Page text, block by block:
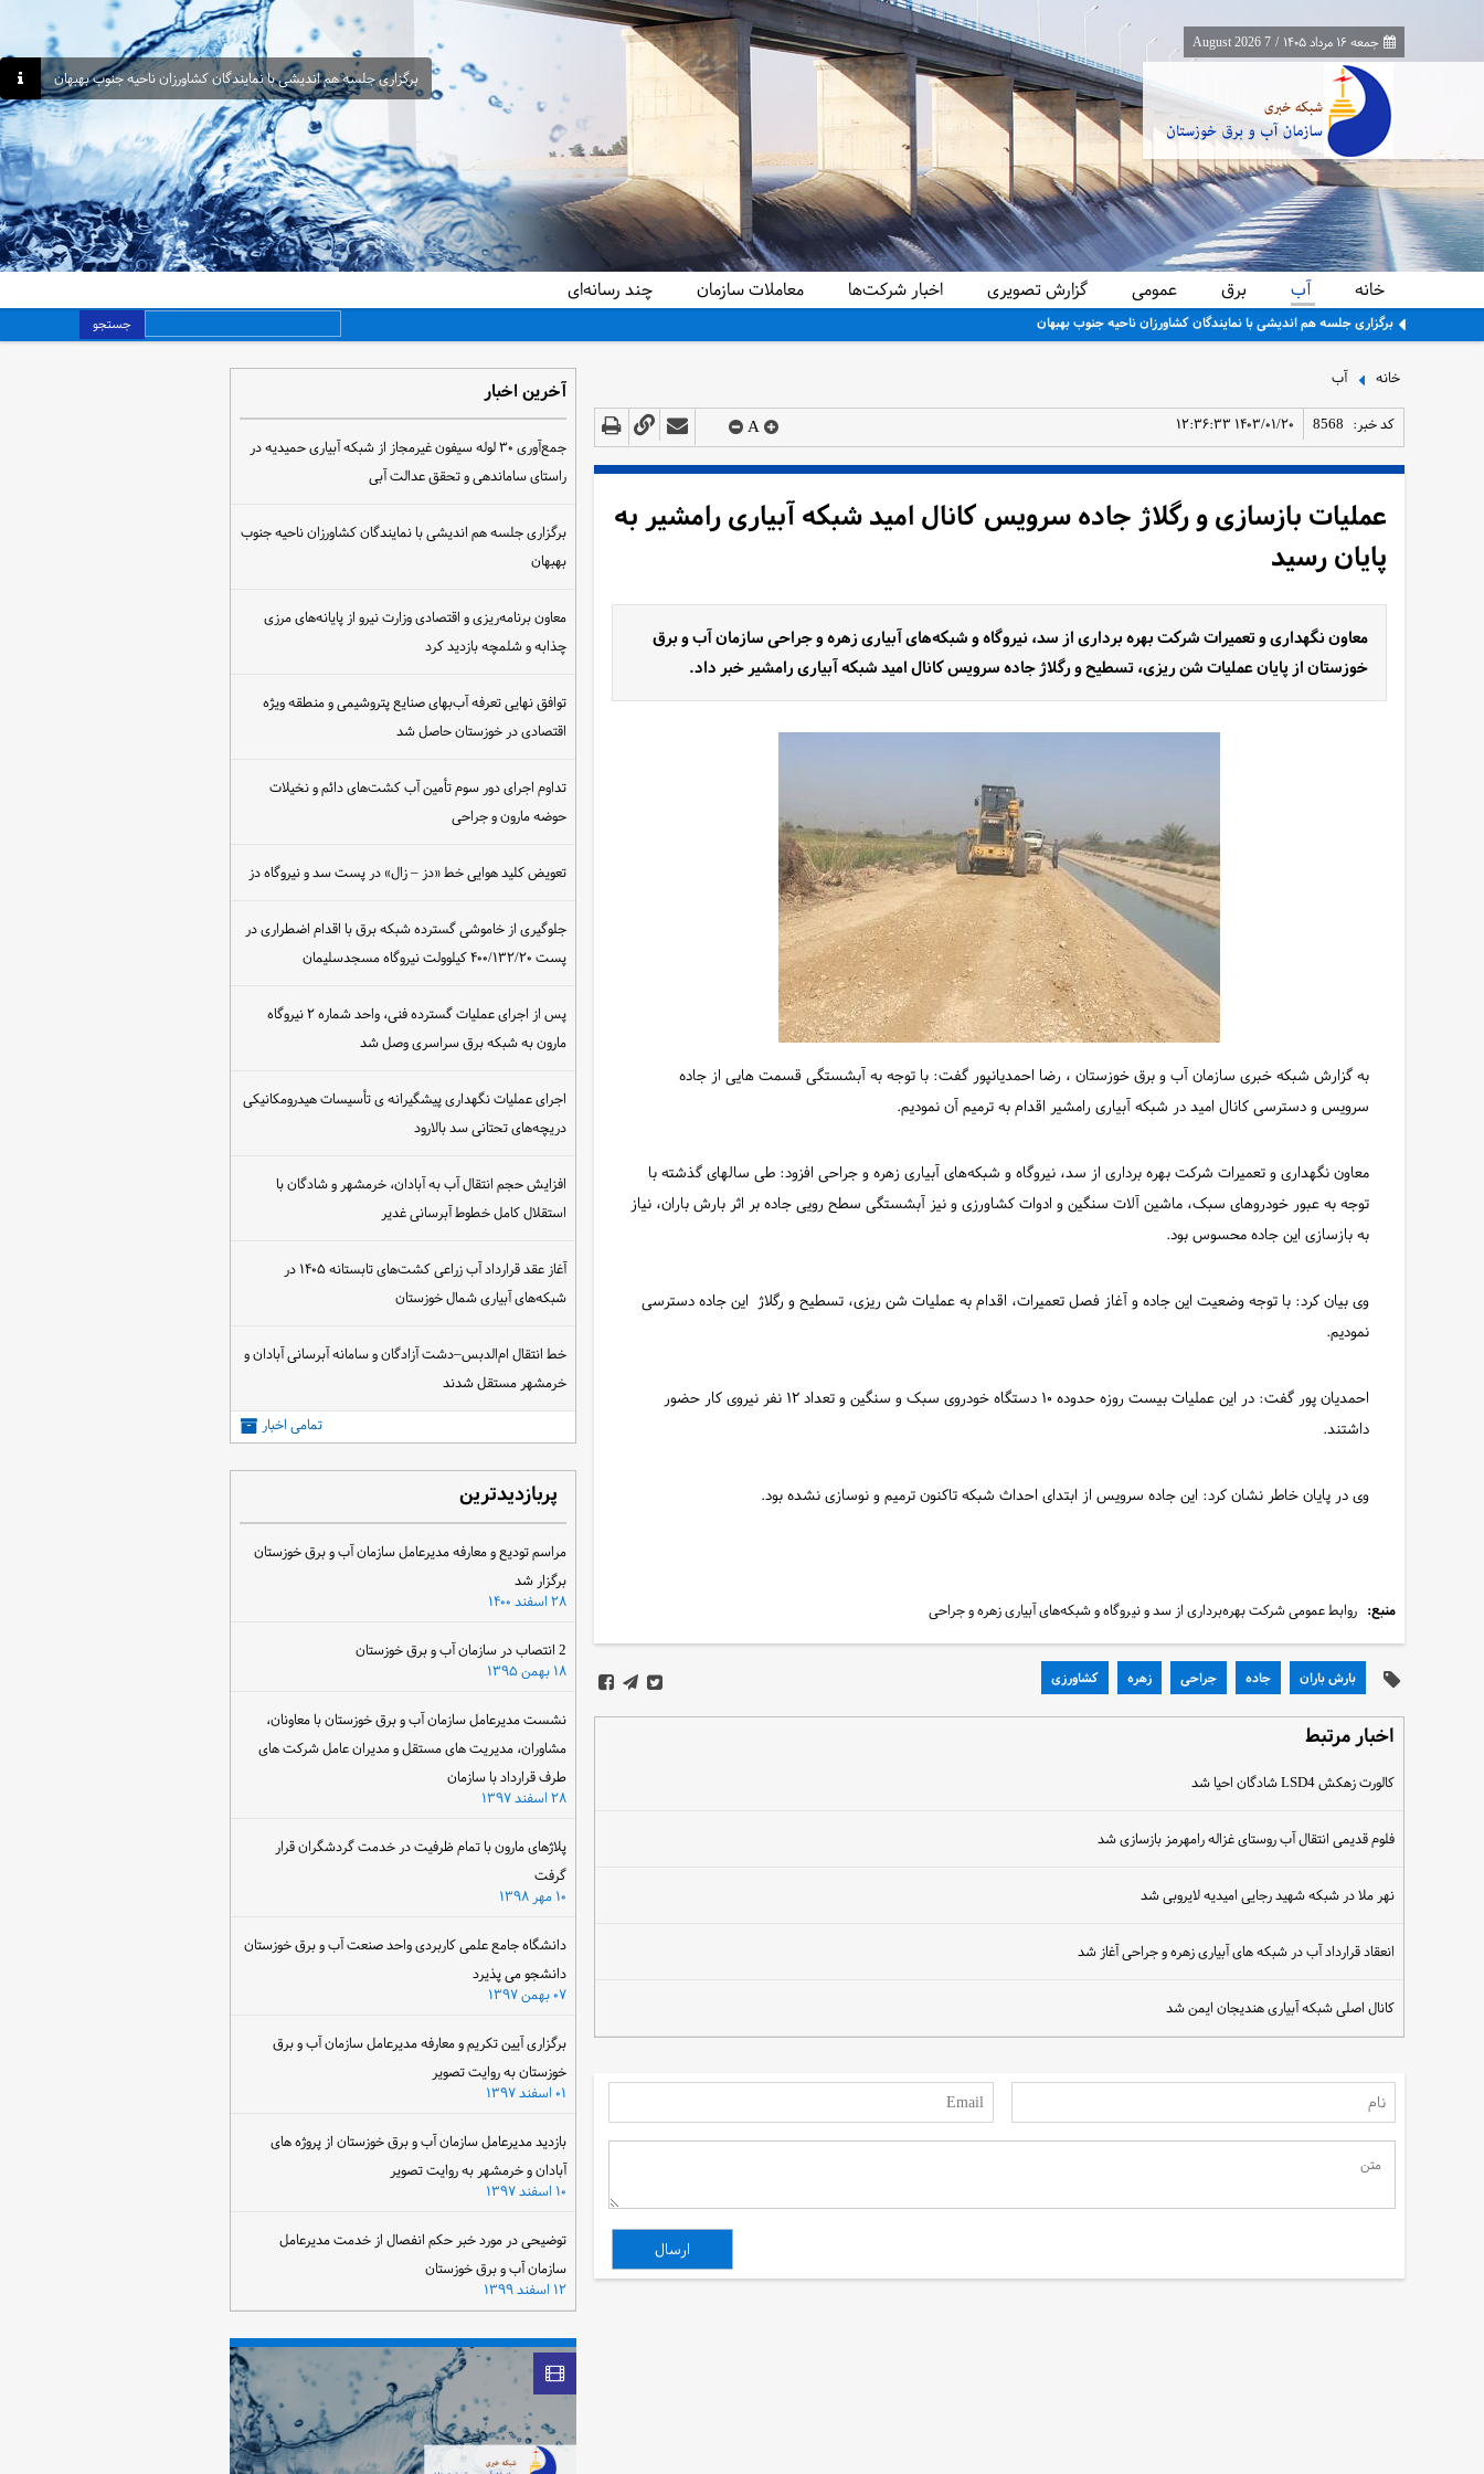
جمعه ۱۶ مرداد ۱۴۰۵ /
7 August 2026
برگزاری جلسه هم اندیشی با نمایندگان کشاورزان ناحیه جنوب بهبهان
خانه آب برق عمومی گزارش تصویری اخبار شرکت‌ها معاملات سازمان چند رسانه‌ای
برگزاری جلسه هم اندیشی با نمایندگان کشاورزان ناحیه جنوب بهبهان جستجو
خانه آب
کد خبر: 8568 ۱۴۰۳/۰۱/۲۰ ۱۲:۳۶:۳۳ A
عملیات بازسازی و رگلاژ جاده سرویس کانال امید شبکه آبیاری رامشیر به
پایان رسید
معاون نگهداری و تعمیرات شرکت بهره برداری از سد، نیروگاه و شبکه‌های آبیاری زهره و جراحی سازمان آب و برق
خوزستان از پایان عملیات شن ریزی، تسطیح و رگلاژ جاده سرویس کانال امید شبکه آبیاری رامشیر خبر داد.
به گزارش شبکه خبری سازمان آب و برق خوزستان ، رضا احمدیانپور گفت: با توجه به آبشستگی قسمت هایی از جاده
سرویس و دسترسی کانال امید در شبکه آبیاری رامشیر اقدام به ترمیم آن نمودیم.
معاون نگهداری و تعمیرات شرکت بهره برداری از سد، نیروگاه و شبکه‌های آبیاری زهره و جراحی افزود: طی سالهای گذشته با
توجه به عبور خودروهای سبک، ماشین آلات سنگین و ادوات کشاورزی و نیز آبشستگی سطح رویی جاده بر اثر بارش باران، نیاز
به بازسازی این جاده محسوس بود.
وی بیان کرد: با توجه وضعیت این جاده و آغاز فصل تعمیرات، اقدام به عملیات شن ریزی، تسطیح و رگلاژ این جاده دسترسی
نمودیم.
احمدیان پور گفت: در این عملیات بیست روزه حدوده ۱۰ دستگاه خودروی سبک و سنگین و تعداد ۱۲ نفر نیروی کار حضور
داشتند.
وی در پایان خاطر نشان کرد: این جاده سرویس از ابتدای احداث شبکه تاکنون ترمیم و نوسازی نشده بود.
منبع: روابط عمومی شرکت بهره‌برداری از سد و نیروگاه و شبکه‌های آبیاری زهره و جراحی
بارش باران جاده جراحی زهره کشاورزی
اخبار مرتبط
کالورت زهکش LSD4 شادگان احیا شد
فلوم قدیمی انتقال آب روستای غزاله رامهرمز بازسازی شد
نهر ملا در شبکه شهید رجایی امیدیه لایروبی شد
انعقاد قرارداد آب در شبکه های آبیاری زهره و جراحی آغاز شد
کانال اصلی شبکه آبیاری هندیجان ایمن شد
آخرین اخبار
جمع‌آوری ۳۰ لوله سیفون غیرمجاز از شبکه آبیاری حمیدیه در
راستای ساماندهی و تحقق عدالت آبی
برگزاری جلسه هم اندیشی با نمایندگان کشاورزان ناحیه جنوب
بهبهان
معاون برنامه‌ریزی و اقتصادی وزارت نیرو از پایانه‌های مرزی
چذابه و شلمچه بازدید کرد
توافق نهایی تعرفه آب‌بهای صنایع پتروشیمی و منطقه ویژه
اقتصادی در خوزستان حاصل شد
تداوم اجرای دور سوم تأمین آب کشت‌های دائم و نخیلات
حوضه مارون و جراحی
تعویض کلید هوایی خط «دز – زال» در پست سد و نیروگاه دز
جلوگیری از خاموشی گسترده شبکه برق با اقدام اضطراری در
پست ۴۰۰/۱۳۲/۲۰ کیلوولت نیروگاه مسجدسلیمان
پس از اجرای عملیات گسترده فنی، واحد شماره ۲ نیروگاه
مارون به شبکه برق سراسری وصل شد
اجرای عملیات نگهداری پیشگیرانه ی تأسیسات هیدرومکانیکی
دریچه‌های تحتانی سد بالارود
افزایش حجم انتقال آب به آبادان، خرمشهر و شادگان با
استقلال کامل خطوط آبرسانی غدیر
آغاز عقد قرارداد آب زراعی کشت‌های تابستانه ۱۴۰۵ در
شبکه‌های آبیاری شمال خوزستان
خط انتقال ام‌الدبس–دشت آزادگان و سامانه آبرسانی آبادان و
خرمشهر مستقل شدند
تمامی اخبار
پربازدیدترین
مراسم تودیع و معارفه مدیرعامل سازمان آب و برق خوزستان
برگزار شد
۲۸ اسفند ۱۴۰۰
2 انتصاب در سازمان آب و برق خوزستان
۱۸ بهمن ۱۳۹۵
نشست مدیرعامل سازمان آب و برق خوزستان با معاونان،
مشاوران، مدیریت های مستقل و مدیران عامل شرکت های
طرف قرارداد با سازمان
۲۸ اسفند ۱۳۹۷
پلاژهای مارون با تمام ظرفیت در خدمت گردشگران قرار
گرفت
۱۰ مهر ۱۳۹۸
دانشگاه جامع علمی کاربردی واحد صنعت آب و برق خوزستان
دانشجو می پذیرد
۰۷ بهمن ۱۳۹۷
برگزاری آیین تکریم و معارفه مدیرعامل سازمان آب و برق
خوزستان به روایت تصویر
۰۱ اسفند ۱۳۹۷
بازدید مدیرعامل سازمان آب و برق خوزستان از پروژه های
آبادان و خرمشهر به روایت تصویر
۱۰ اسفند ۱۳۹۷
توضیحی در مورد خبر حکم انفصال از خدمت مدیرعامل
سازمان آب و برق خوزستان
۱۲ اسفند ۱۳۹۹